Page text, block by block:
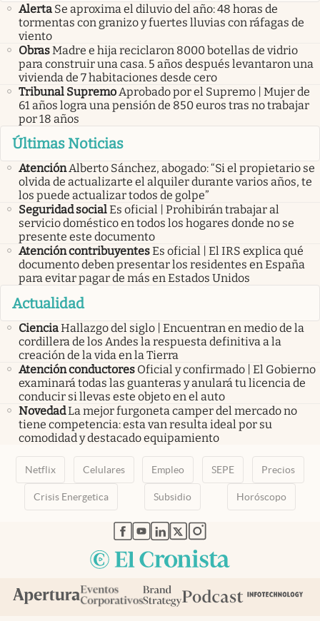
Alerta Se aproxima el diluvio del año: 48 horas de
tormentas con granizo y fuertes lluvias con ráfagas de
viento
ObrasMadre e hija reciclaron 8000 botellas de vidrio
para construir una casa. 5 años después levantaron una
vivienda de 7 habitaciones desde cero
Tribunal SupremoAprobado por el Supremo | Mujer de
61 años logra una pensión de 850 euros tras no trabajar
por 18 años
Últimas Noticias
AtenciónAlberto Sánchez, abogado: “Si el propietario se
olvida de actualizarte el alquiler durante varios años, te
los puede actualizar todos de golpe”
Seguridad socialEs oficial | Prohibirán trabajar al
servicio doméstico en todos los hogares donde no se
presente este documento
Atención contribuyentesEs oficial | El IRS explica qué
documento deben presentar los residentes en España
para evitar pagar de más en Estados Unidos
Actualidad
CienciaHallazgo del siglo | Encuentran en medio de la
cordillera de los Andes la respuesta definitiva a la
creación de la vida en la Tierra
Atención conductores Oficial y confirmado | El Gobierno
examinará todas las guanteras y anulará tu licencia de
conducir si llevas este objeto en el auto
NovedadLa mejor furgoneta camper del mercado no
tiene competencia: esta van resulta ideal por su
comodidad y destacado equipamiento
Netflix Celulares Empleo SEPE Precios
Crisis Energetica Subsidio Horóscopo
abre en nueva pestaña
abre en nueva pestaña
abre en nueva pestaña
abre en nueva pestaña
abre en nueva pestaña